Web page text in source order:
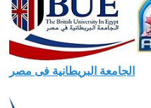
الجامعة البريطانية فى مصر